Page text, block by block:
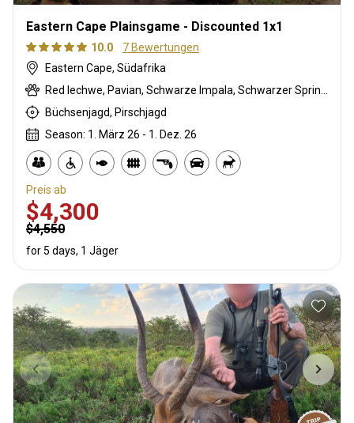
Eastern Cape Plainsgame - Discounted 1x1
10.0
7 Bewertungen
Eastern Cape, Südafrika
Büchsenjagd, Pirschjagd
Season: 1. März 26 - 1. Dez. 26
Preis ab
$4,300
$4,550
for 5 days, 1 Jäger